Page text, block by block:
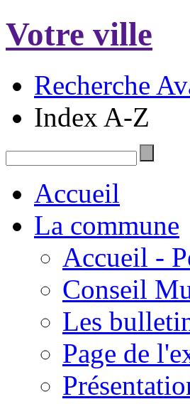
Votre ville
Recherche
Index A-Z
Accueil
La commune
Accueil -
Conseil
Les
Page de